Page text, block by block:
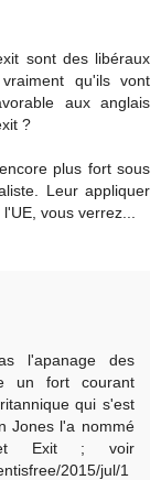
sont des libéraux
qu'ils vont
aux anglais
?
plus fort sous
Leur appliquer
vous verrez...
l'apanage des
un fort courant
qui s'est
Jones l'a nommé
et Exit ; voir
2015/jul/1